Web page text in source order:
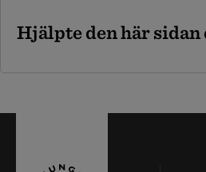
Hjälpte den här sidan